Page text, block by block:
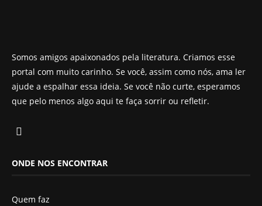
Somos amigos apaixonados pela literatura. Criamos esse
portal com muito carinho. Se você, assim como nós, ama ler
ajude a espalhar essa ideia. Se você não curte, esperamos
que pelo menos algo aqui te faça sorrir ou refletir.
ONDE NOS ENCONTRAR
Quem faz